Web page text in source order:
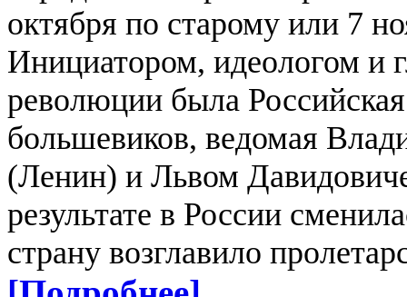
октября по старому или 7
Инициатором, идеологом
революции была
большевиков, ведомая
(Ленин) и Львом
результате в России
страну возглавило